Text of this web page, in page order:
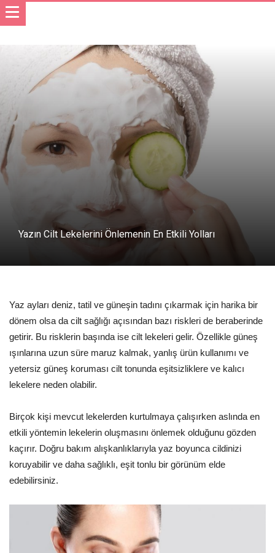
Yazın Cilt Lekelerini Önlemenin En Etkili Yolları
Yaz ayları deniz, tatil ve güneşin tadını çıkarmak için harika bir
dönem olsa da cilt sağlığı açısından bazı riskleri de beraberinde
getirir. Bu risklerin başında ise cilt lekeleri gelir. Özellikle güneş
ışınlarına uzun süre maruz kalmak, yanlış ürün kullanımı ve
yetersiz güneş koruması cilt tonunda eşitsizliklere ve kalıcı
lekelere neden olabilir.
Birçok kişi mevcut lekelerden kurtulmaya çalışırken aslında en
etkili yöntemin lekelerin oluşmasını önlemek olduğunu gözden
kaçırır. Doğru bakım alışkanlıklarıyla yaz boyunca cildinizi
koruyabilir ve daha sağlıklı, eşit tonlu bir görünüm elde
edebilirsiniz.